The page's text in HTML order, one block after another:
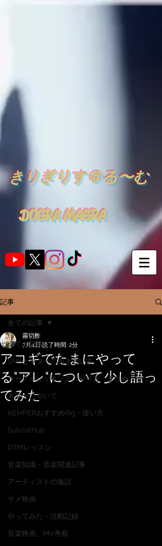
​きりぎりす＠る〜む
DOGRA MAGRA
記事
全ての記事
SNSとギターの向き合い方
サークルピッキングのやり方・まとめ
ギターについて
KEMPERおすすめRig・使い方
SubmitHub
DTMレッスン
音楽知識・音楽関連記事
アーティストの逸話
サメ映画
やってみた・活動記録
音楽映画、MV考察
全ての記事
アコギでたまにやって
る"アレ"について少し語っ
てみた
霧切酢
7月4日読了時間: 2分